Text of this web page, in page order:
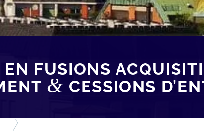
FUSIONS
& CESSIONS